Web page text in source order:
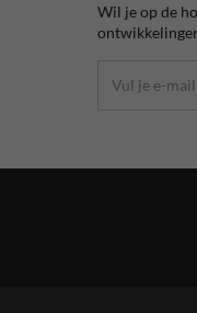
Wil je op de